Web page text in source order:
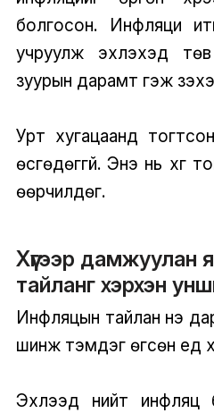
болгосон. Инфляци
учруулж эхлэхэд төв
зуурын дарамт гэж
Урт хугацаанд
өсгөдөггүй. Энэ нь хүүг
өөрчилдөг.
Хүүгээр
тайланг хэрхэн
Инфляцын тайлан үнэ
шинж тэмдэг өгсөн үед
Эхлээд нийт инфляц